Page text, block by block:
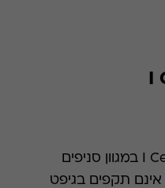
גיפט קארד למימוש ברשת I Cel במגוון סניפים
הנחה אינם תקפים בגיפט